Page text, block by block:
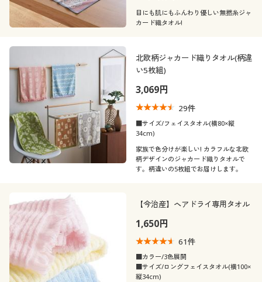
目にも肌にもふんわり優しい無撚糸ジャ
カード織タオル!
北欧柄ジャカード織りタオル(柄違
い5枚組)
3,069円
29件
■サイズ/フェイスタオル(横80×縦
34cm)
家族で色分けが楽しい! カラフルな北欧
柄デザインのジャカード織りタオルで
す。柄違いの5枚組でお届けします。
【今治産】ヘアドライ専用タオル
1,650円
61件
■カラー/3色展開
■サイズ/ロングフェイスタオル(横100×
縦34cm)